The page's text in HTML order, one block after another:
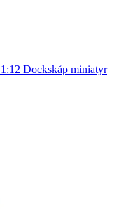
Dockskåp miniatyr